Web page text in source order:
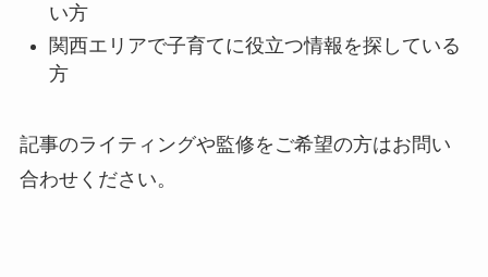
い方
関西エリアで子育てに役立つ情報を探している
方
記事のライティングや監修をご希望の方はお問い
合わせください。